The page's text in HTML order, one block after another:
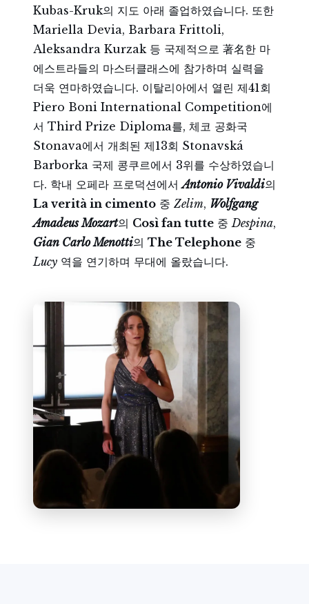
Kubas-Kruk의 지도 아래 졸업하였습니다. 또한
Mariella Devia, Barbara Frittoli,
Aleksandra Kurzak 등 국제적으로 著名한 마
에스트라들의 마스터클래스에 참가하며 실력을
더욱 연마하였습니다. 이탈리아에서 열린 제41회
Piero Boni International Competition에
서 Third Prize Diploma를, 체코 공화국
Stonava에서 개최된 제13회 Stonavská
Barborka 국제 콩쿠르에서 3위를 수상하였습니
다. 학내 오페라 프로덕션에서Antonio Vivaldi의
La verità in cimento 중 Zelim, Wolfgang
Amadeus Mozart의 Così fan tutte 중Despina,
Gian Carlo Menotti의 The Telephone 중
Lucy 역을 연기하며 무대에 올랐습니다.